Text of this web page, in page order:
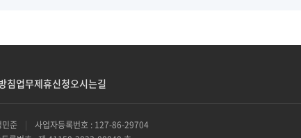
침업무제휴신청오시는길
민준 |
사업자등록번호 : 127-86-29704